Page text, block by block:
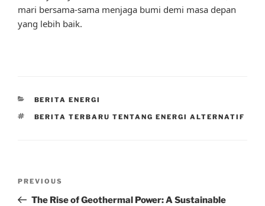
mari bersama-sama menjaga bumi demi masa depan
yang lebih baik.
CATEGORIES
BERITA ENERGI
TAGS
BERITA TERBARU TENTANG ENERGI ALTERNATIF
Previous
Post
PREVIOUS
The Rise of Geothermal Power: A Sustainable